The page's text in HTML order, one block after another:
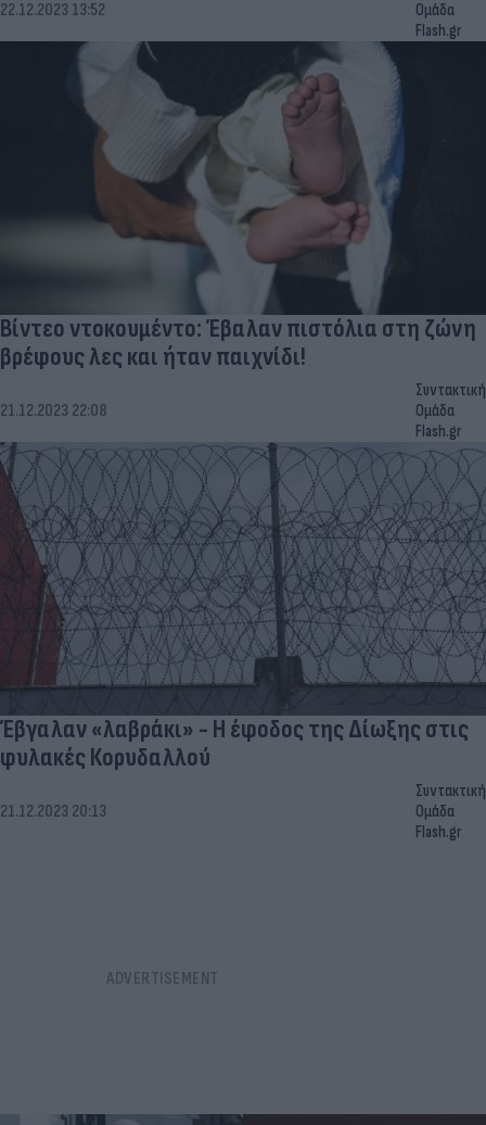
22.12.2023 13:52
Ομάδα
Flash.gr
Βίντεο ντοκουμέντο: Έβαλαν πιστόλια στη ζώνη
βρέφους λες και ήταν παιχνίδι!
21.12.2023 22:08
Συντακτική
Ομάδα
Flash.gr
Έβγαλαν «λαβράκι» - Η έφοδος της Δίωξης στις
φυλακές Κορυδαλλού
21.12.2023 20:13
Συντακτική
Ομάδα
Flash.gr